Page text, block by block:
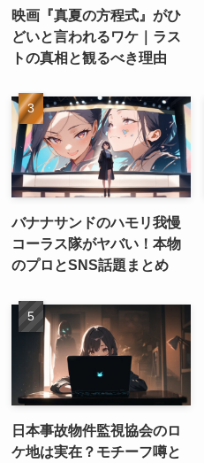
映画『真夏の方程式』がひ
どいと言われるワケ｜ラス
トの真相と観るべき理由
バナナサンドのハモリ我慢
コーラス隊がヤバい！本物
のプロとSNS話題まとめ
日本事故物件監視協会のロ
ケ地は実在？モチーフ噂と